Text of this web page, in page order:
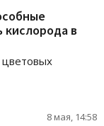
кислорода в
цветовых
8 мая, 14:58